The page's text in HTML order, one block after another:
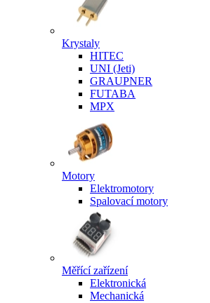
Krystaly
HITEC
UNI (Jeti)
GRAUPNER
FUTABA
MPX
Motory
Elektromotory
Spalovací motory
Měřící zařízení
Elektronická
Mechanická